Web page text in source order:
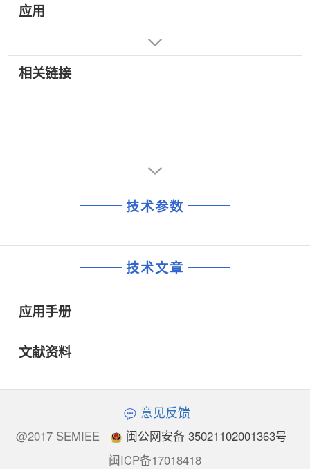
应用
相关链接
技术参数
技术文章
应用手册
文献资料
意见反馈
@2017 SEMIEE
闽公网安备 35021102001363号
闽ICP备17018418